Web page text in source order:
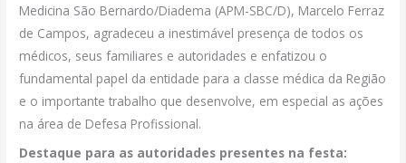
Medicina São Bernardo/Diadema (APM-SBC/D), Marcelo Ferraz
de Campos, agradeceu a inestimável presença de todos os
médicos, seus familiares e autoridades e enfatizou o
fundamental papel da entidade para a classe médica da Região
e o importante trabalho que desenvolve, em especial as ações
na área de Defesa Profissional.
Destaque para as autoridades presentes na festa: